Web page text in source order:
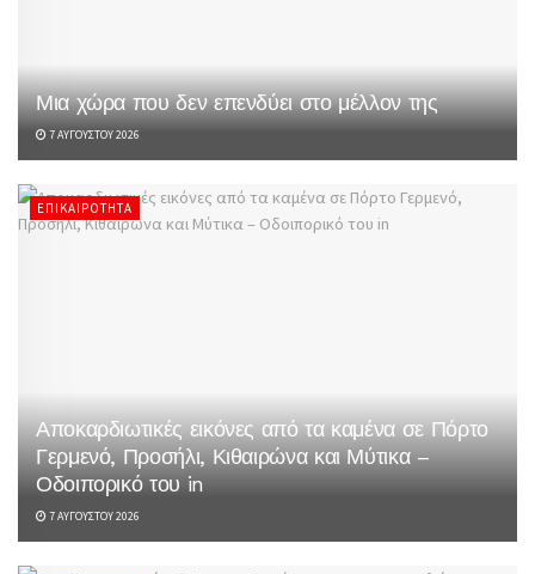
Μια χώρα που δεν επενδύει στο μέλλον της
7 ΑΥΓΟΎΣΤΟΥ 2026
ΕΠΙΚΑΙΡΌΤΗΤΑ
Αποκαρδιωτικές εικόνες από τα καμένα σε Πόρτο
Γερμενό, Προσήλι, Κιθαιρώνα και Μύτικα –
Οδοιπορικό του in
7 ΑΥΓΟΎΣΤΟΥ 2026